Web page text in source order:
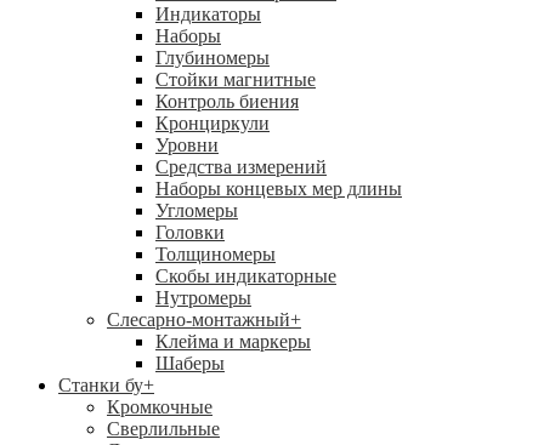
Индикаторы
Наборы
Глубиномеры
Стойки магнитные
Контроль биения
Кронциркули
Уровни
Средства измерений
Наборы концевых мер длины
Угломеры
Головки
Толщиномеры
Скобы индикаторные
Нутромеры
Слесарно-монтажный+
Клейма и маркеры
Шаберы
Станки бу+
Кромкочные
Сверлильные